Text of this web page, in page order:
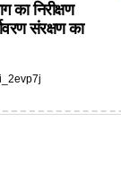
का निरीक्षण
संरक्षण का